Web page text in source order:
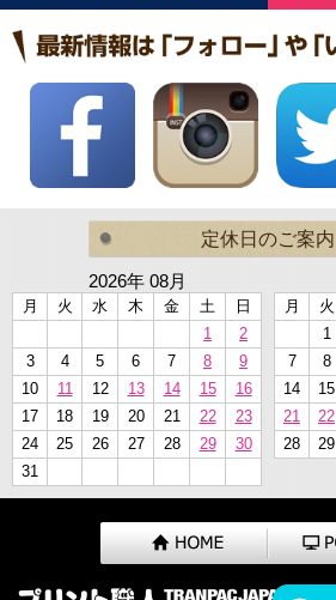
定休日のご案内
2026年 08月
月 火 水 木 金 土
日
1
2
3
4 5 6 7 8
9
10
11 12 13 14 15
16
17
18 19 20 21 22
23
24
25 26 27 28 29
30
31
月 火
1
7
8
14
15
21
22
28
29